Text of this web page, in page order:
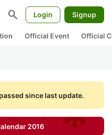
search Login Signup
Official Event Official
since last update.
2016